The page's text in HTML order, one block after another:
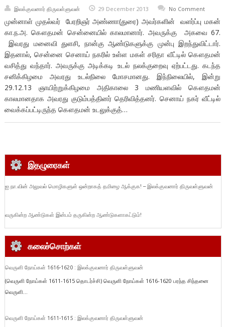
இலக்குவனார் திருவள்ளுவன் 29 December 2013 No Comment
முன்னாள் முதல்வர் பேரறிஞர் அண்ணா(துரை) அவர்களின் வளர்ப்பு மகன்
கா.ந.அ. கௌதமன் சென்னையில் காலமானார். அவருக்கு அகவை 67.
இவரது மனைவி துளசி, நான்கு ஆண்டுகளுக்கு முன்பு இறந்துவிட்டார்.
இதனால், சென்னை செனாய் நகரில் உள்ள மகள் சரிதா வீட்டில் கௌதமன்
வசித்து வந்தார். அவருக்கு அடிக்கடி உடல் நலக்குறைவு ஏற்பட்டது. கடந்த
சனிக்கிழமை அவரது உடல்நிலை மோசமானது. இந்நிலையில், இன்று
29.12.13 ஞாயிற்றுக்கிழமை அதிகாலை 3 மணியளவில் கௌதமன்
காலமானதாக அவரது குடும்பத்தினர் தெரிவித்தனர். செனாய் நகர் வீட்டில்
வைக்கப்பட்டிருந்த கௌதமன் உடலுக்குத்…
இதழுரைகள்
ஐ.நா.வின் அலுவல் மொழிகளுள் ஒன்றாகத் தமிழை ஆக்குக! – இலக்குவனார் திருவள்ளுவன்
வருகின்ற ஆண்டுகள் இன்பம் தருகின்ற ஆண்டுகளாகட்டும்!
கலைச்சொற்கள்
வெருளி நோய்கள் 1616-1620 : இலக்குவனார் திருவள்ளுவன்
(வெருளி நோய்கள் 1611-1615 தொடர்ச்சி) வெருளி நோய்கள் 1616-1620 பரந்த சிந்தனை
வெருளி...
வெருளி நோய்கள் 1611-1615 : இலக்குவனார் திருவள்ளுவன்